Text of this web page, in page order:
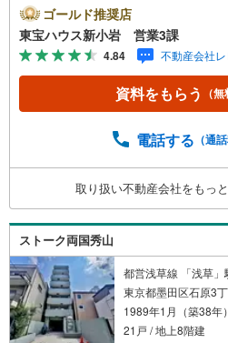
見学OK■営業時間内（9:00
スムーズです。ご自宅への
等、お気軽にご相談くださ
リット」 （1）【業界最低水
で断られた」「借入がある
遇金利と各種手数料0円で
ュレーション。「月々いく
はありません。専属FPがお
す。 Yahoo！不動産キャン
でPayPayボーナスがもらえ
ずYahoo！ JAPAN IDでロ
い。
ゴールド推奨店
東宝ハウス新小岩 営業3課
4.84 不動産会社
資料をもらう （無
電話する （通
取り扱い不動産会社をもっ
ストーク両国秀山
都営浅草線 「浅草
東京都墨田区石原3
1989年1月（築38年）
21戸 / 地上8階建